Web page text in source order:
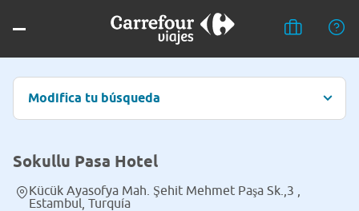
Modifica tu búsqueda
Sokullu Pasa Hotel
Kücük Ayasofya Mah. Şehit Mehmet Paşa Sk.,3 ,
Estambul, Turquía